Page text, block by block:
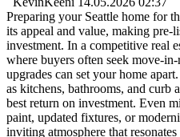
Preparing your Seattle home for
its appeal and value, making pre-
investment. In a competitive real
where buyers often seek move-
upgrades can set your home
as kitchens, bathrooms, and curb
best return on investment. Even
paint, updated fixtures, or
inviting atmosphere that